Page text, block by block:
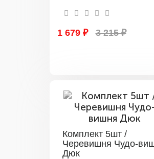
1 679 ₽ 3 215 ₽
Комплект 5шт /
Черевишня Чудо-
Дюк